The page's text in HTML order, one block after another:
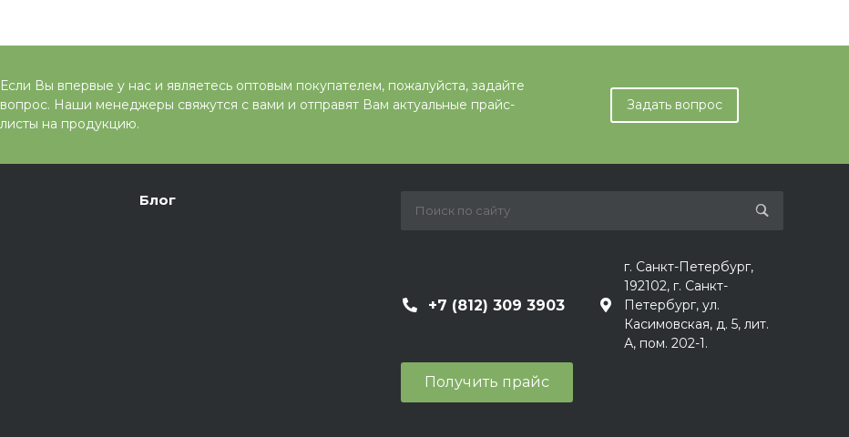
Если Вы впервые у нас и являетесь оптовым покупателем, пожалуйста, задайте
вопрос. Наши менеджеры свяжутся с вами и отправят Вам актуальные прайс-
листы на продукцию.
Задать вопрос
Блог
+7 (812) 309 3903
г. Санкт-Петербург,
192102, г. Санкт-
Петербург, ул.
Касимовская, д. 5, лит.
А, пом. 202-1.
Получить прайс